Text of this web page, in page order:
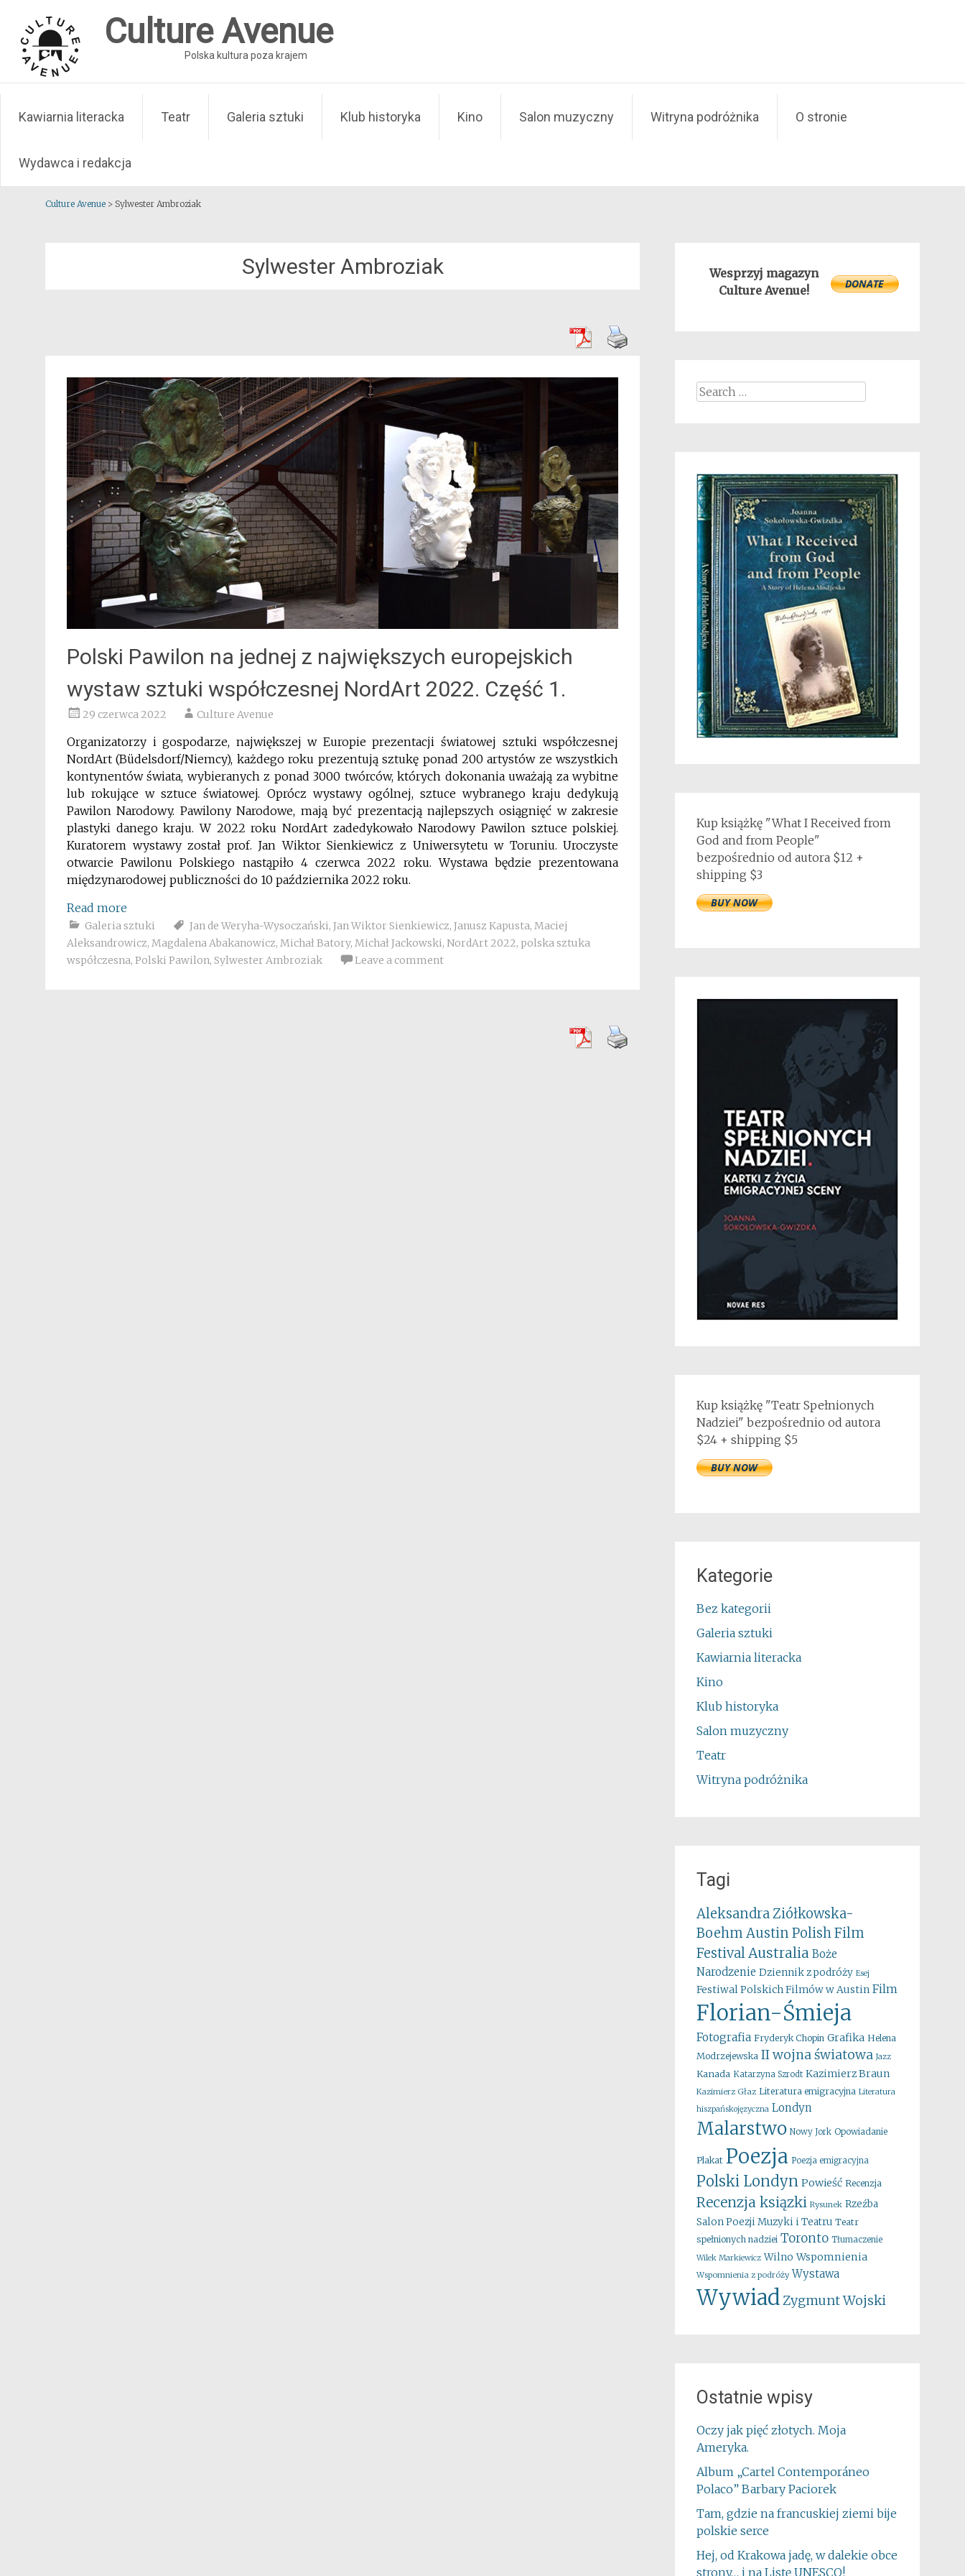
content
Culture Avenue
Polska kultura poza krajem
Kawiarnia literacka Teatr Galeria sztuki Klub historyka Kino Salon muzyczny Witryna podróżnika O stronie
Wydawca i redakcja
Culture Avenue > Sylwester Ambroziak
Sylwester Ambroziak
Polski Pawilon na jednej z największych europejskich
wystaw sztuki współczesnej NordArt 2022. Część 1.
29 czerwca 2022 Culture Avenue
Organizatorzy i gospodarze, największej w Europie prezentacji światowej sztuki współczesnej
NordArt (Büdelsdorf/Niemcy), każdego roku prezentują sztukę ponad 200 artystów ze wszystkich
kontynentów świata, wybieranych z ponad 3000 twórców, których dokonania uważają za wybitne
lub rokujące w sztuce światowej. Oprócz wystawy ogólnej, sztuce wybranego kraju dedykują
Pawilon Narodowy. Pawilony Narodowe, mają być prezentacją najlepszych osiągnięć w zakresie
plastyki danego kraju. W 2022 roku NordArt zadedykowało Narodowy Pawilon sztuce polskiej.
Kuratorem wystawy został prof. Jan Wiktor Sienkiewicz z Uniwersytetu w Toruniu. Uroczyste
otwarcie Pawilonu Polskiego nastąpiło 4 czerwca 2022 roku. Wystawa będzie prezentowana
międzynarodowej publiczności do 10 października 2022 roku.
Read more
Galeria sztuki Jan de Weryha-Wysoczański, Jan Wiktor Sienkiewicz, Janusz Kapusta, Maciej
Aleksandrowicz, Magdalena Abakanowicz, Michał Batory, Michał Jackowski, NordArt 2022, polska sztuka
współczesna, Polski Pawilon, Sylwester Ambroziak Leave a comment
Wesprzyj magazyn
Culture Avenue!
Search
Kup książkę "What I Received from
God and from People"
bezpośrednio od autora $12 +
shipping $3
Kup książkę "Teatr Spełnionych
Nadziei" bezpośrednio od autora
$24 + shipping $5
Kategorie
Bez kategorii
Galeria sztuki
Kawiarnia literacka
Kino
Klub historyka
Salon muzyczny
Teatr
Witryna podróżnika
Tagi
Aleksandra Ziółkowska-
Boehm Austin Polish Film
FestivalAustralia Boże
Narodzenie Dziennik z podróży Esej
Festiwal Polskich Filmów w Austin Film
Florian-Śmieja
Fotografia Fryderyk Chopin Grafika Helena
Modrzejewska II wojna światowa Jazz
Kanada Katarzyna Szrodt Kazimierz Braun
Kazimierz Głaz Literatura emigracyjna Literatura
hiszpańskojęzyczna Londyn
Malarstwo Nowy Jork Opowiadanie
Plakat Poezja Poezja emigracyjna
Polski Londyn Powieść Recenzja
Recenzja ksiązki Rysunek Rzeźba
Salon Poezji Muzyki i Teatru Teatr
spełnionych nadziei Toronto Tłumaczenie
Wilek Markiewicz Wilno Wspomnienia
Wspomnienia z podróży Wystawa
WywiadZygmunt Wojski
Ostatnie wpisy
Oczy jak pięć złotych. Moja
Ameryka.
Album „Cartel Contemporáneo
Polaco” Barbary Paciorek
Tam, gdzie na francuskiej ziemi bije
polskie serce
Hej, od Krakowa jadę, w dalekie obce
strony… i na Listę UNESCO!